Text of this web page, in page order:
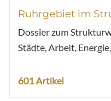
Ruhrgebiet im
Dossier zum
Städte, Arbeit,
601 Artikel